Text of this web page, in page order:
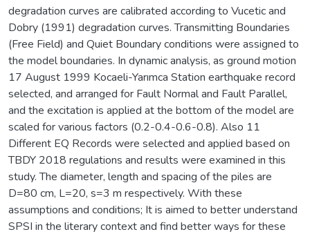
degradation curves are calibrated according to Vucetic and
Dobry (1991) degradation curves. Transmitting Boundaries
(Free Field) and Quiet Boundary conditions were assigned to
the model boundaries. In dynamic analysis, as ground motion
17 August 1999 Kocaeli-Yarımca Station earthquake record
selected, and arranged for Fault Normal and Fault Parallel,
and the excitation is applied at the bottom of the model are
scaled for various factors (0.2-0.4-0.6-0.8). Also 11
Different EQ Records were selected and applied based on
TBDY 2018 regulations and results were examined in this
study. The diameter, length and spacing of the piles are
D=80 cm, L=20, s=3 m respectively. With these
assumptions and conditions; It is aimed to better understand
SPSI in the literary context and find better ways for these